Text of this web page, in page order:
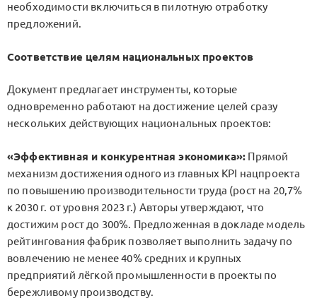
необходимости включиться в пилотную отработку
предложений.
Соответствие целям национальных проектов
Документ предлагает инструменты, которые
одновременно работают на достижение целей сразу
нескольких действующих национальных проектов:
«Эффективная и конкурентная экономика»: Прямой
механизм достижения одного из главных KPI нацпроекта
по повышению производительности труда (рост на 20,7%
к 2030 г. от уровня 2023 г.) Авторы утверждают, что
достижим рост до 300%. Предложенная в докладе модель
рейтингования фабрик позволяет выполнить задачу по
вовлечению не менее 40% средних и крупных
предприятий лёгкой промышленности в проекты по
бережливому производству.